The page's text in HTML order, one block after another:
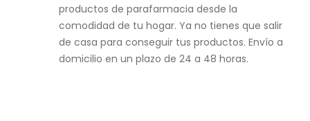
productos de parafarmacia desde la
comodidad de tu hogar. Ya no tienes que salir
de casa para conseguir tus productos. Envío a
domicilio en un plazo de 24 a 48 horas.